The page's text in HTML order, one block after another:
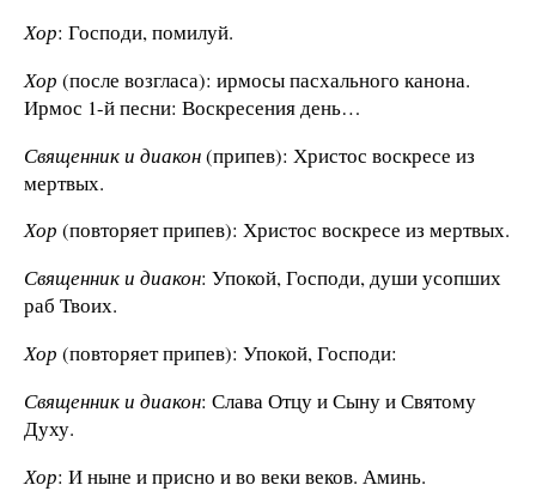
Хор: Господи, помилуй.
Хор (после возгласа): ирмосы пасхального канона.
Ирмос 1-й песни: Воскресения день…
Священник и диакон(припев): Христос воскресе из
мертвых.
Хор (повторяет припев): Христос воскресе из мертвых.
Священник и диакон: Упокой, Господи, души усопших
раб Твоих.
Хор (повторяет припев): Упокой, Господи:
Священник и диакон: Слава Отцу и Сыну и Святому
Духу.
Хор: И ныне и присно и во веки веков. Аминь.